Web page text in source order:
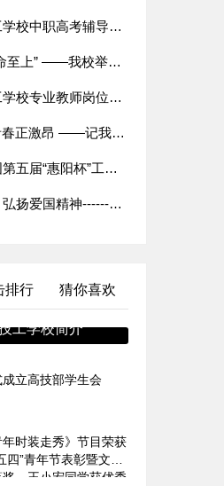
广东省冶金技工学校中职高考辅导班招生简章
“预防为主，生命至上” ——我校举行应急疏散演练及消防知识培训
广东省冶金技工学校专业教师岗位招聘公告
精彩“篮“不住 青春正激昂 ——记我校第二十五届班级篮球赛
我校师生在全国第五届“惠阳杯”工业机器人虚拟拆装线上大赛中荣获特等奖
赓续红色血脉，弘扬爱国精神------爱国主义教育系列活动
排行 猜你喜欢
工学校简介
立高技部学生会
时装走秀》节目荣获
四”青年节表彰暨文艺
奖、王小宏同学获优秀